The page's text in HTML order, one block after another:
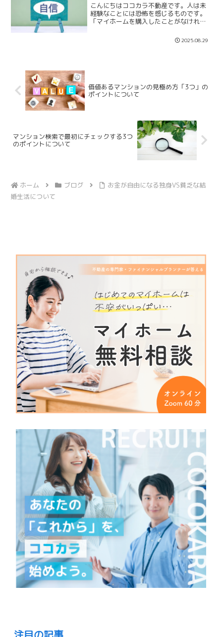
こんにちはココカラ不動産です。人は未
経験なことには恐怖を感じるものです。
「マイホームを購入したことがなけれ
ます」「借金をしたことなければ借金に
恐怖を感じます」「転職をしたことなけ
2025.08.29
価値あるマンションの見極め方「3つ」の
ポイントについて
マンション検索で最初にチェックする3つ
のポイントについて
ホーム ブログ
お金が自由になる独身VS貧乏な結
婚生活について